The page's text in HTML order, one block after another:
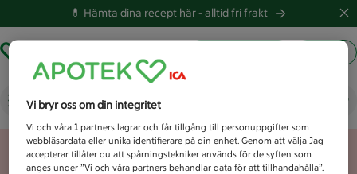
💊 Hämta dina recept här -alltid fri frakt
Vad letar du efter idag?
Unknown error
Vi bryr oss om din integritet
Vi och våra1 partners lagrar och får tillgång till personuppgifter som
webbläsardata eller unika identifierare på din enhet. Genom att välja Jag
accepterar tillåter du att spårningstekniker används för de syften som
anges under ”Vi och våra partners behandlar data för att tillhandahålla”.